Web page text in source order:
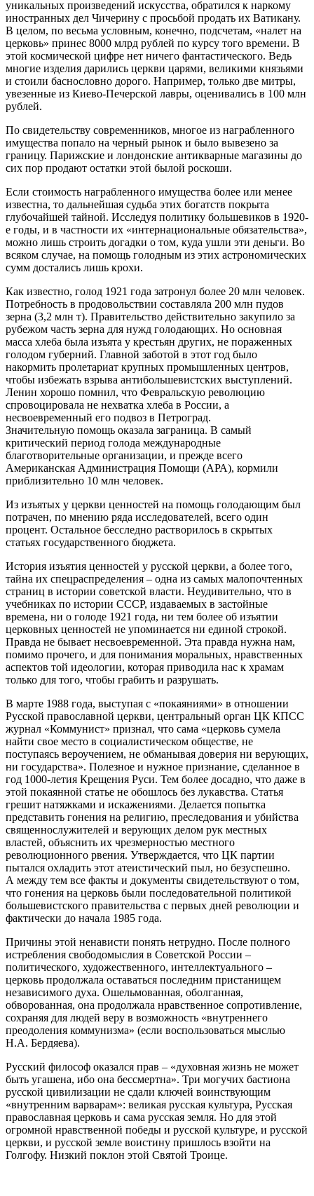
уникальных произведений искусства, обратился к наркому
иностранных дел Чичерину с просьбой продать их Ватикану.
В целом, по весьма условным, конечно, подсчетам, «налет на
церковь» принес 8000 млрд рублей по курсу того времени. В
этой космической цифре нет ничего фантастического. Ведь
многие изделия дарились церкви царями, великими князьями
и стоили баснословно дорого. Например, только две митры,
увезенные из Киево-Печерской лавры, оценивались в 100 млн
рублей.
По свидетельству современников, многое из награбленного
имущества попало на черный рынок и было вывезено за
границу. Парижские и лондонские антикварные магазины до
сих пор продают остатки этой былой роскоши.
Если стоимость награбленного имущества более или менее
известна, то дальнейшая судьба этих богатств покрыта
глубочайшей тайной. Исследуя политику большевиков в 1920-
е годы, и в частности их «интернациональные обязательства»,
можно лишь строить догадки о том, куда ушли эти деньги. Во
всяком случае, на помощь голодным из этих астрономических
сумм достались лишь крохи.
Как известно, голод 1921 года затронул более 20 млн человек.
Потребность в продовольствии составляла 200 млн пудов
зерна (3,2 млн т). Правительство действительно закупило за
рубежом часть зерна для нужд голодающих. Но основная
масса хлеба была изъята у крестьян других, не пораженных
голодом губерний. Главной заботой в этот год было
накормить пролетариат крупных промышленных центров,
чтобы избежать взрыва антибольшевистских выступлений.
Ленин хорошо помнил, что Февральскую революцию
спровоцировала не нехватка хлеба в России, а
несвоевременный его подвоз в Петроград.
Значительную помощь оказала заграница. В самый
критический период голода международные
благотворительные организации, и прежде всего
Американская Администрация Помощи (АРА), кормили
приблизительно 10 млн человек.
Из изъятых у церкви ценностей на помощь голодающим был
потрачен, по мнению ряда исследователей, всего один
процент. Остальное бесследно растворилось в скрытых
статьях государственного бюджета.
История изъятия ценностей у русской церкви, а более того,
тайна их спецраспределения – одна из самых малопочтенных
страниц в истории советской власти. Неудивительно, что в
учебниках по истории СССР, издаваемых в застойные
времена, ни о голоде 1921 года, ни тем более об изъятии
церковных ценностей не упоминается ни единой строкой.
Правда не бывает несвоевременной. Эта правда нужна нам,
помимо прочего, и для понимания моральных, нравственных
аспектов той идеологии, которая приводила нас к храмам
только для того, чтобы грабить и разрушать.
В марте 1988 года, выступая с «покаяниями» в отношении
Русской православной церкви, центральный орган ЦК КПСС
журнал «Коммунист» признал, что сама «церковь сумела
найти свое место в социалистическом обществе, не
поступаясь вероучением, не обманывая доверия ни верующих,
ни государства». Полезное и нужное признание, сделанное в
год 1000-летия Крещения Руси. Тем более досадно, что даже в
этой покаянной статье не обошлось без лукавства. Статья
грешит натяжками и искажениями. Делается попытка
представить гонения на религию, преследования и убийства
священнослужителей и верующих делом рук местных
властей, объяснить их чрезмерностью местного
революционного рвения. Утверждается, что ЦК партии
пытался охладить этот атеистический пыл, но безуспешно.
А между тем все факты и документы свидетельствуют о том,
что гонения на церковь были последовательной политикой
большевистского правительства с первых дней революции и
фактически до начала 1985 года.
Причины этой ненависти понять нетрудно. После полного
истребления свободомыслия в Советской России –
политического, художественного, интеллектуального –
церковь продолжала оставаться последним пристанищем
независимого духа. Ошельмованная, оболганная,
обворованная, она продолжала нравственное сопротивление,
сохраняя для людей веру в возможность «внутреннего
преодоления коммунизма» (если воспользоваться мыслью
Н.А. Бердяева).
Русский философ оказался прав – «духовная жизнь не может
быть угашена, ибо она бессмертна». Три могучих бастиона
русской цивилизации не сдали ключей воинствующим
«внутренним варварам»: великая русская культура, Русская
православная церковь и сама русская земля. Но для этой
огромной нравственной победы и русской культуре, и русской
церкви, и русской земле воистину пришлось взойти на
Голгофу. Низкий поклон этой Святой Троице.